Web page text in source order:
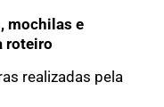
mochilas e
roteiro
realizadas pela